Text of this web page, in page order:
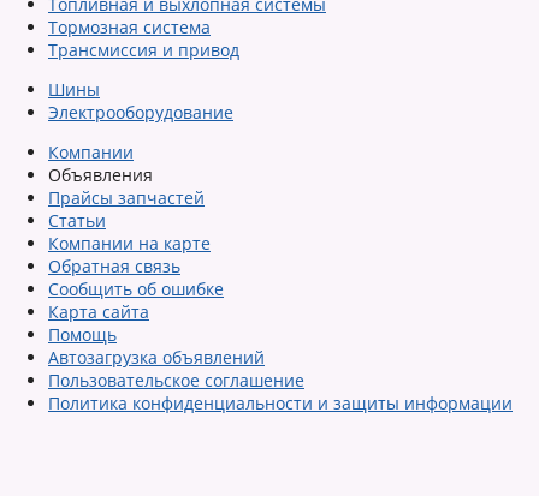
Тормозная система
Трансмиссия и привод
Шины
Электрооборудование
Компании
Объявления
Прайсы запчастей
Статьи
Компании на карте
Обратная связь
Сообщить об ошибке
Карта сайта
Помощь
Автозагрузка объявлений
Пользовательское соглашение
Политика конфиденциальности и защиты информации